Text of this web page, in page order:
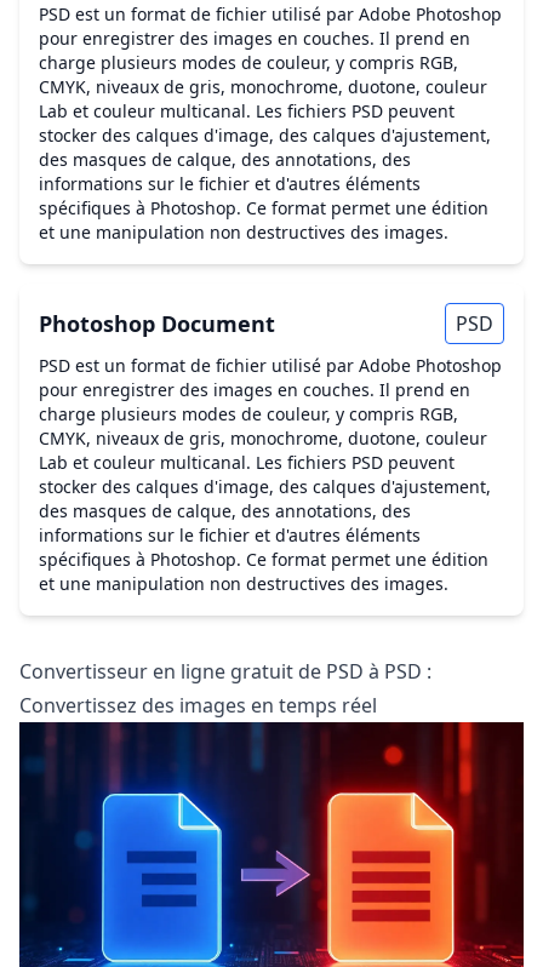
PSD est un format de fichier utilisé par Adobe Photoshop
pour enregistrer des images en couches. Il prend en
charge plusieurs modes de couleur, y compris RGB,
CMYK, niveaux de gris, monochrome, duotone, couleur
Lab et couleur multicanal. Les fichiers PSD peuvent
stocker des calques d'image, des calques d'ajustement,
des masques de calque, des annotations, des
informations sur le fichier et d'autres éléments
spécifiques à Photoshop. Ce format permet une édition
et une manipulation non destructives des images.
Photoshop Document PSD
PSD est un format de fichier utilisé par Adobe Photoshop
pour enregistrer des images en couches. Il prend en
charge plusieurs modes de couleur, y compris RGB,
CMYK, niveaux de gris, monochrome, duotone, couleur
Lab et couleur multicanal. Les fichiers PSD peuvent
stocker des calques d'image, des calques d'ajustement,
des masques de calque, des annotations, des
informations sur le fichier et d'autres éléments
spécifiques à Photoshop. Ce format permet une édition
et une manipulation non destructives des images.
Convertisseur en ligne gratuit de PSD à PSD :
Convertissez des images en temps réel